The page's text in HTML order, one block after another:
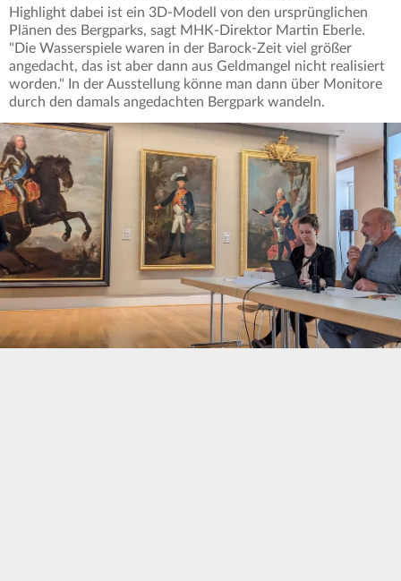
Highlight dabei ist ein 3D-Modell von den ursprünglichen
Plänen des Bergparks, sagt MHK-Direktor Martin Eberle.
"Die Wasserspiele waren in der Barock-Zeit viel größer
angedacht, das ist aber dann aus Geldmangel nicht realisiert
worden." In der Ausstellung könne man dann über Monitore
durch den damals angedachten Bergpark wandeln.